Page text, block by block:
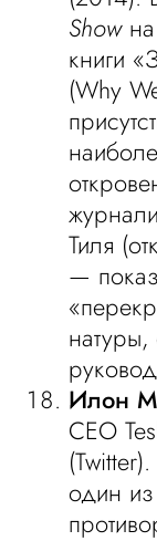
Showна
книги
(Why
Тиля
—
натуры,
Илон
CEO
один